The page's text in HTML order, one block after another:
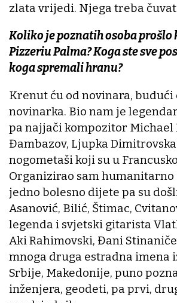
zlata vrijedi. Njega treba
Koliko je poznatih osoba prošlo
Pizzeriu Palma? Koga ste sve
koga spremali hranu?
Krenut ću od novinara, budući
novinarka. Bio nam je
pa najjači kompozitor Michael
Đambazov, Ljupka
nogometaši koji su u
Organizirao sam humanitarno
jedno bolesno dijete pa su
Asanović, Bilić, Štimac,
legenda i svjetski gitarista
Aki Rahimovski, Đani
mnoga druga estradna imena
Srbije, Makedonije, puno
inženjera, geodeti, pa prvi,